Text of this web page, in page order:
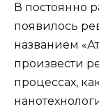
В постоянно
появилось
названием
произвести
процессах,